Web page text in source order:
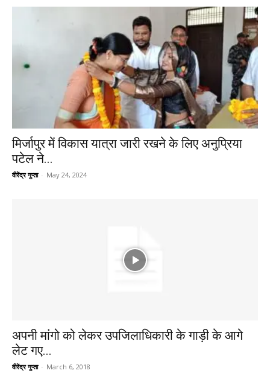
मिर्जापुर में विकास यात्रा जारी रखने के लिए अनुप्रिया
पटेल ने...
वीरेंद्र गुप्ता - May 24, 2024
अपनी मांगो को लेकर उपजिलाधिकारी के गाड़ी के आगे
लेट गए...
वीरेंद्र गुप्ता - March 6, 2018